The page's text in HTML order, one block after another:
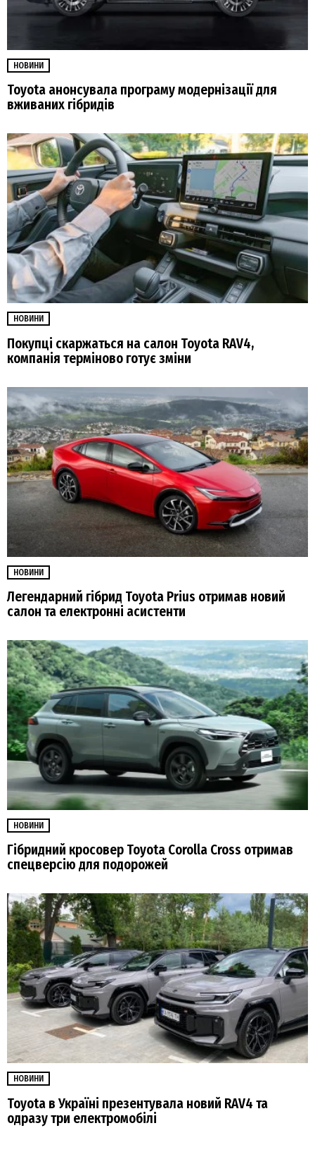
НОВИНИ
Toyota анонсувала програму модернізації для
вживаних гібридів
НОВИНИ
Покупці скаржаться на салон Toyota RAV4,
компанія терміново готує зміни
НОВИНИ
Легендарний гібрид Toyota Prius отримав новий
салон та електронні асистенти
НОВИНИ
Гібридний кросовер Toyota Corolla Cross отримав
спецверсію для подорожей
НОВИНИ
Toyota в Україні презентувала новий RAV4 та
одразу три електромобілі